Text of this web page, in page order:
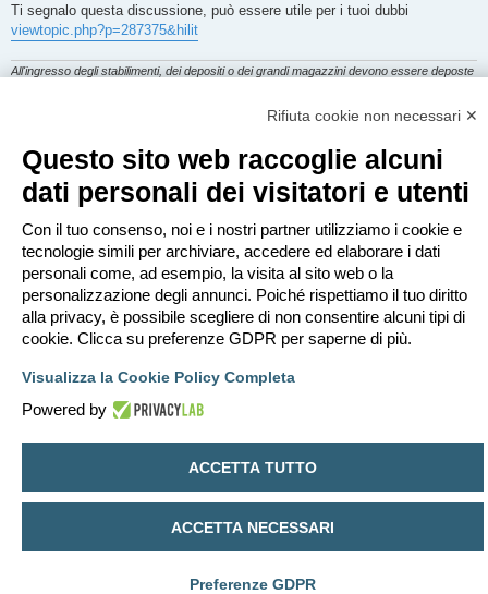
Ti segnalo questa discussione, può essere utile per i tuoi dubbi
viewtopic.php?p=287375&hilit
All'ingresso degli stabilimenti, dei depositi o dei grandi magazzini devono essere deposte
ponca
Re: reazione al fuoco
M
e
s
s
a
g
i
o
mer lug 08, 2026 18:00
grazie, molto chiaro ed esauriente
Rispondi
phpBB® Forum Software © phpBB Limited
Traduzione ItalianaphpBB-Italia.it
Rifiuta cookie non necessari ✕
Questo sito web raccoglie alcuni
dati personali dei visitatori e utenti
Con il tuo consenso, noi e i nostri partner utilizziamo i cookie e
tecnologie simili per archiviare, accedere ed elaborare i dati
personali come, ad esempio, la visita al sito web o la
personalizzazione degli annunci. Poiché rispettiamo il tuo diritto
alla privacy, è possibile scegliere di non consentire alcuni tipi di
cookie. Clicca su preferenze GDPR per saperne di più.
Visualizza la Cookie Policy Completa
Powered by
ACCETTA TUTTO
ACCETTA NECESSARI
Preferenze GDPR